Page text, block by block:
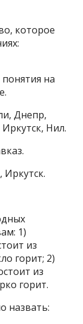
которое
на
Днепр,
Нил.
1)
из
горит; 2)
из
горит.
назвать: